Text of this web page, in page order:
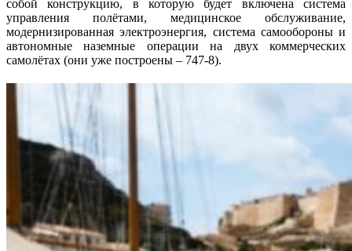
собой конструкцию, в которую будет включена система
управления полётами, медицинское обслуживание,
модернизированная электроэнергия, система самообороны и
автономные наземные операции на двух коммерческих
самолётах (они уже построены – 747-8).